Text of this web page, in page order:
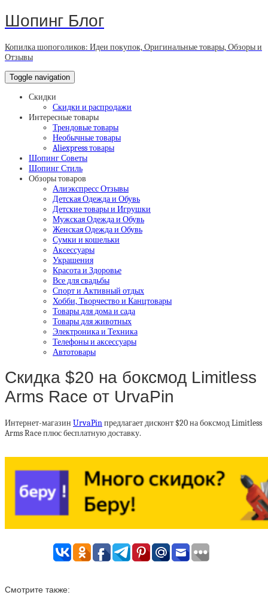
Шопинг Блог
Копилка шопоголиков: Идеи покупок, Оригинальные товары, Обзоры и
Отзывы
Toggle navigation
Скидки
Скидки и распродажи
Интересные товары
Трендовые товары
Необычные товары
Aliexpress товары
Шопинг Советы
Шопинг Стиль
Обзоры товаров
Алиэкспресс Отзывы
Детская Одежда и Обувь
Детские товары и Игрушки
Мужская Одежда и Обувь
Женская Одежда и Обувь
Сумки и кошельки
Аксессуары
Украшения
Красота и Здоровье
Все для свадьбы
Спорт и Активный отдых
Хобби, Творчество и Канцтовары
Товары для дома и сада
Товары для животных
Электроника и Техника
Телефоны и аксессуары
Автотовары
Скидка $20 на боксмод Limitless
Arms Race от UrvaPin
Интернет-магазин UrvaPinпредлагает дисконт $20 на боксмод Limitless
Arms Race плюс бесплатную доставку.
Смотрите также: